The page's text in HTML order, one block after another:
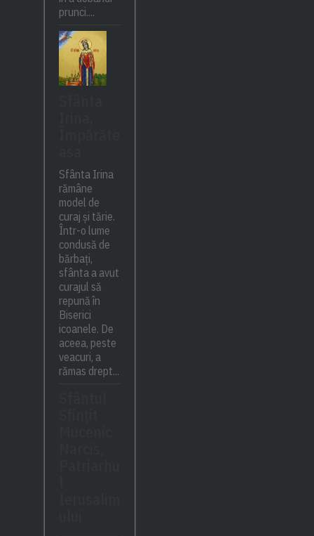
prunci....
Sfânta Irina
rămâne
model de
curaj și tărie.
Într-o lume
condusă de
bărbați,
sfânta a avut
curajul să
repună în
Biserici
icoanele. De
aceea, peste
veacuri, a
rămas drept...